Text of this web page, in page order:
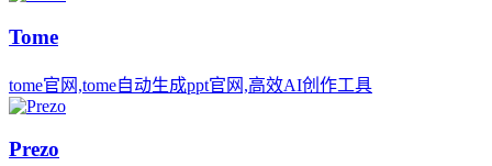
Tome
tome官网,tome自动生成ppt官网,高效AI创作工具
Prezo